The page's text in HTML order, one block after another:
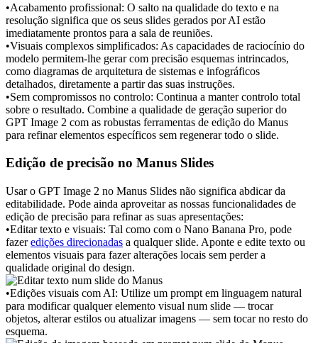
•Acabamento profissional: O salto na qualidade do texto e na
resolução significa que os seus slides gerados por AI estão
imediatamente prontos para a sala de reuniões.
•Visuais complexos simplificados: As capacidades de raciocínio do
modelo permitem-lhe gerar com precisão esquemas intrincados,
como diagramas de arquitetura de sistemas e infográficos
detalhados, diretamente a partir das suas instruções.
•Sem compromissos no controlo: Continua a manter controlo total
sobre o resultado. Combine a qualidade de geração superior do
GPT Image 2 com as robustas ferramentas de edição do Manus
para refinar elementos específicos sem regenerar todo o slide.
Edição de precisão no Manus Slides
Usar o GPT Image 2 no Manus Slides não significa abdicar da
editabilidade. Pode ainda aproveitar as nossas funcionalidades de
edição de precisão para refinar as suas apresentações:
•Editar texto e visuais: Tal como com o Nano Banana Pro, pode
fazer edições direcionadas a qualquer slide. Aponte e edite texto ou
elementos visuais para fazer alterações locais sem perder a
qualidade original do design.
•Edições visuais com AI: Utilize um prompt em linguagem natural
para modificar qualquer elemento visual num slide — trocar
objetos, alterar estilos ou atualizar imagens — sem tocar no resto do
esquema.